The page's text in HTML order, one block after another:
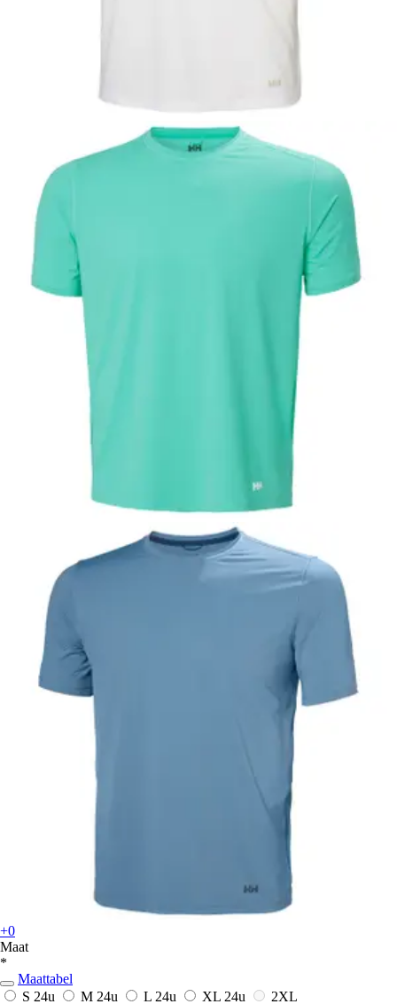
+0
Maat
*
Maattabel
S 24u M 24u L 24u XL 24u 2XL